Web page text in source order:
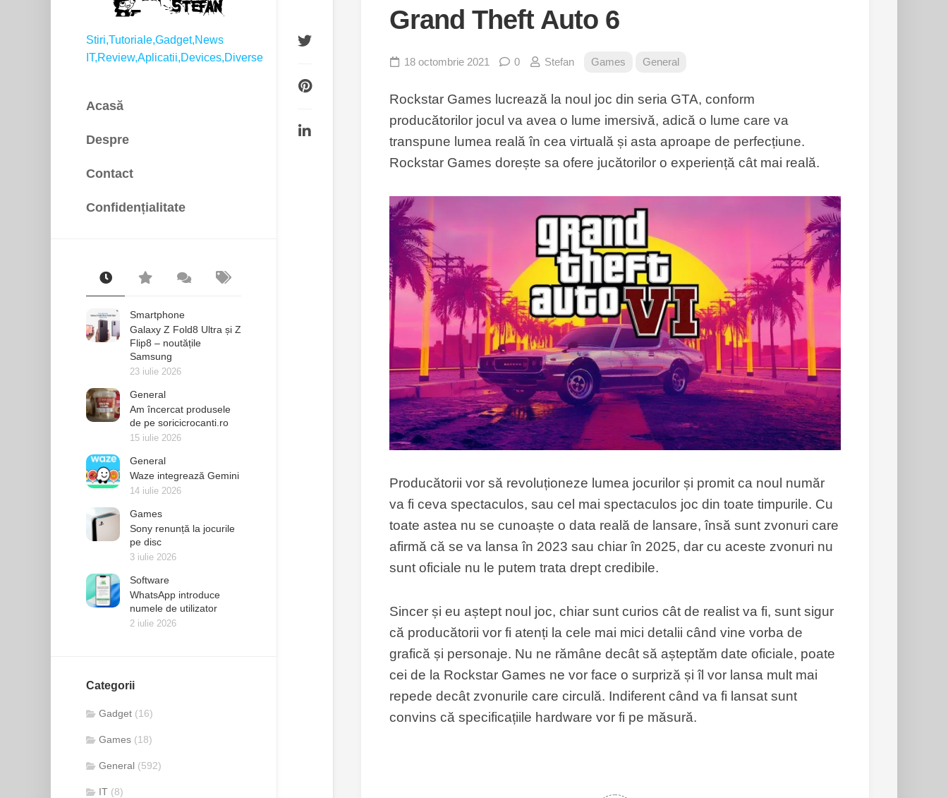
Stiri,Tutoriale,Gadget,News
IT,Review,Aplicatii,Devices,Diverse
Acasă
Despre
Contact
Confidențialitate
Smartphone
Galaxy Z Fold8 Ultra și Z
Flip8 – noutățile
Samsung
23 iulie 2026
General
Am încercat produsele
de pe soricicrocanti.ro
15 iulie 2026
General
Waze integrează Gemini
14 iulie 2026
Games
Sony renunță la jocurile
pe disc
3 iulie 2026
Software
WhatsApp introduce
numele de utilizator
2 iulie 2026
Categorii
Gadget (16)
Games (18)
General (592)
IT (8)
Grand Theft Auto 6
18 octombrie 2021 0 Stefan Games General
Rockstar Games lucrează la noul joc din seria GTA, conform
producătorilor jocul va avea o lume imersivă, adică o lume care va
transpune lumea reală în cea virtuală și asta aproape de perfecțiune.
Rockstar Games dorește sa ofere jucătorilor o experiență cât mai reală.
Producătorii vor să revoluționeze lumea jocurilor și promit ca noul număr
va fi ceva spectaculos, sau cel mai spectaculos joc din toate timpurile. Cu
toate astea nu se cunoaște o data reală de lansare, însă sunt zvonuri care
afirmă că se va lansa în 2023 sau chiar în 2025, dar cu aceste zvonuri nu
sunt oficiale nu le putem trata drept credibile.
Sincer și eu aștept noul joc, chiar sunt curios cât de realist va fi, sunt sigur
că producătorii vor fi atenți la cele mai mici detalii când vine vorba de
grafică și personaje. Nu ne rămâne decât să așteptăm date oficiale, poate
cei de la Rockstar Games ne vor face o surpriză și îl vor lansa mult mai
repede decât zvonurile care circulă. Indiferent când va fi lansat sunt
convins că specificațiile hardware vor fi pe măsură.